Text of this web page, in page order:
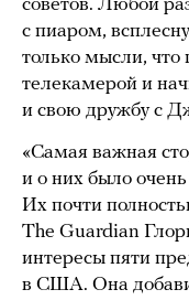
советов. Любой
с пиаром,
только мысли, что
телекамерой и
и свою дружбу с
«Самая важная
и о них было
Их почти
The Guardian
интересы пяти
в США. Она